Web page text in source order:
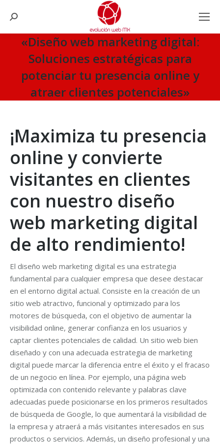
Search:
«Diseño web marketing digital:
Soluciones estratégicas para
potenciar tu presencia online y
atraer clientes potenciales»
¡Maximiza tu presencia
online y convierte
visitantes en clientes
con nuestro diseño
web marketing digital
de alto rendimiento!
El diseño web marketing digital es una estrategia
fundamental para cualquier empresa que desee destacar
en el entorno digital actual. Consiste en la creación de un
sitio web atractivo, funcional y optimizado para los
motores de búsqueda, con el objetivo de aumentar la
visibilidad online, generar confianza en los usuarios y
captar clientes potenciales de calidad. Un sitio web bien
diseñado y con una adecuada estrategia de marketing
digital puede marcar la diferencia entre el éxito y el fracaso
de un negocio en línea. Por ejemplo, una página web
optimizada con contenido relevante y palabras clave
adecuadas puede posicionarse en los primeros resultados
de búsqueda de Google, lo que aumentará la visibilidad de
la empresa y atraerá a más visitantes interesados en sus
productos o servicios. Además, un diseño profesional y una